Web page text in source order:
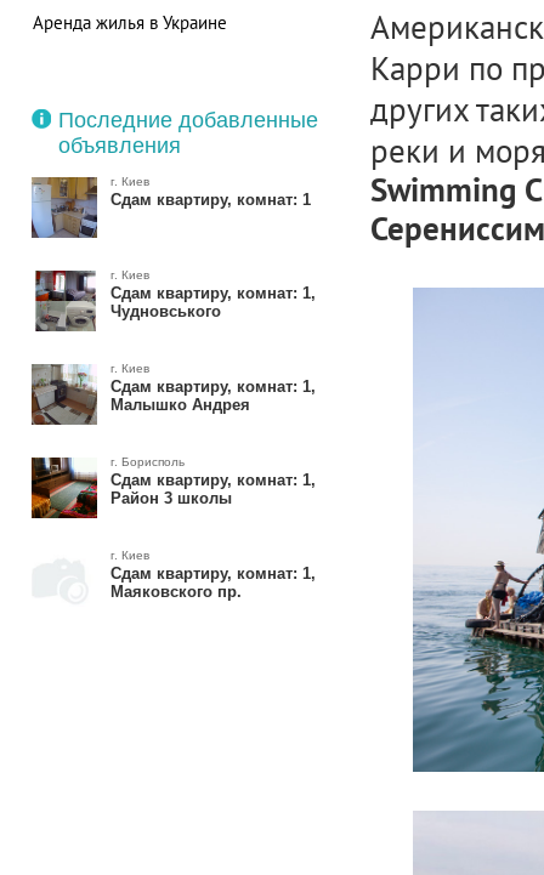
Аренда жилья в Украине
Последние добавленные
объявления
г. Киев
Сдам квартиру, комнат: 1
г. Киев
Сдам квартиру, комнат: 1,
Чудновського
г. Киев
Сдам квартиру, комнат: 1,
Малышко Андрея
г. Борисполь
Сдам квартиру, комнат: 1,
Район 3 школы
г. Киев
Сдам квартиру, комнат: 1,
Маяковского пр.
Карри по
других
реки и
Swimming